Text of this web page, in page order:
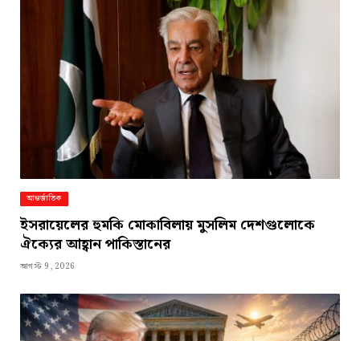
আন্তর্জাতিক
ইসরায়েলের হুমকি মোকাবিলায় মুসলিম দেশগুলোকে
ঐক্যের আহ্বান পাকিস্তানের
আগস্ট 9, 2026